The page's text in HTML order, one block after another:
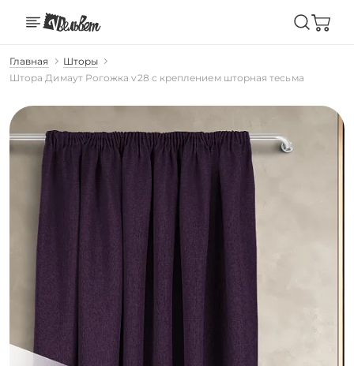
Главная
Шторы
Штора Димаут Рогожка v28 с креплением шторная тесьма